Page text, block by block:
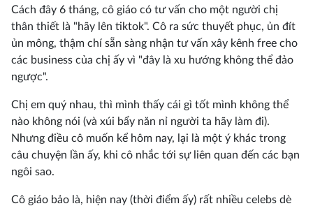
Cách đây 6 tháng, cô giáo có tư vấn cho một người chị
thân thiết là "hãy lên tiktok". Cô ra sức thuyết phục, ủn đít
ủn mông, thậm chí sẵn sàng nhận tư vấn xây kênh free cho
các business của chị ấy vì "đây là xu hướng không thể đảo
ngược".
Chị em quý nhau, thì mình thấy cái gì tốt mình không thể
nào không nói (và xúi bẩy năn nỉ người ta hãy làm đi).
Nhưng điều cô muốn kể hôm nay, lại là một ý khác trong
câu chuyện lần ấy, khi cô nhắc tới sự liên quan đến các bạn
ngôi sao.
Cô giáo bảo là, hiện nay (thời điểm ấy) rất nhiều celebs dè